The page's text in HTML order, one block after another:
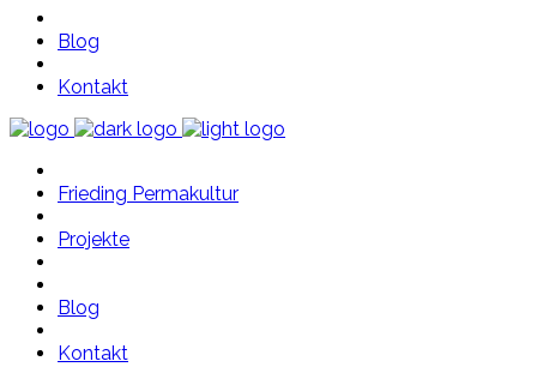
Blog
Kontakt
Frieding Permakultur
Projekte
Blog
Kontakt